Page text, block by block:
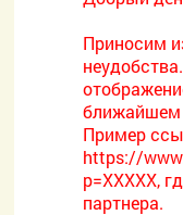
Приносим
Пример
https://
p=XXXXX,
партнера.